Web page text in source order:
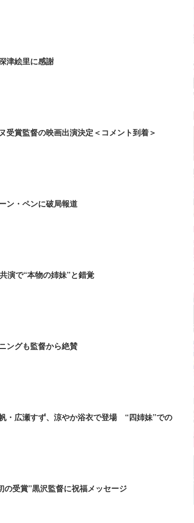
津絵里に感謝
受賞監督の映画出演決定＜コメント到着＞
ン・ペンに破局報道
演で“本物の姉妹”と錯覚
ングも監督から絶賛
・広瀬すず、涼やか浴衣で登場 “四姉妹”での
の受賞”黒沢監督に祝福メッセージ